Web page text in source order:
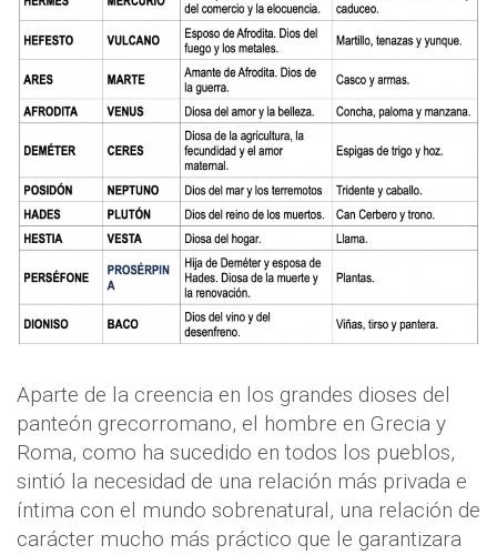
Aparte de la creencia en los grandes dioses del
panteón grecorromano, el hombre en Grecia y
Roma, como ha sucedido en todos los pueblos,
sintió la necesidad de una relación más privada e
íntima con el mundo sobrenatural, una relación de
carácter mucho más práctico que le garantizara